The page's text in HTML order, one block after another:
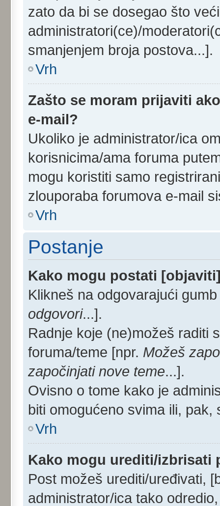
zato da bi se dosegao što
administratori(ce)/
smanjenjem broja postova...].
Vrh
Zašto se moram prijaviti
e-mail?
Ukoliko je administrator/ica
korisnicima/ama foruma
mogu koristiti samo
zlouporaba forumova e-mail
Vrh
Postanje
Kako mogu postati
Klikneš na odgovarajući
odgovori...].
Radnje koje (ne)možeš raditi
foruma/teme [npr. Možeš
započinjati nove teme...].
Ovisno o tome kako je
biti omogućeno svima ili,
Vrh
Kako mogu urediti/izbrisati
Post možeš urediti/uređivati,
administrator/ica tako